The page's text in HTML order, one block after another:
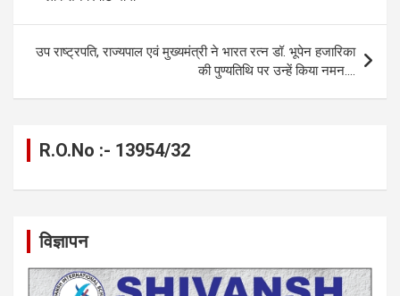
k
p
उप राष्ट्रपति, राज्यपाल एवं मुख्यमंत्री ने भारत रत्न डॉ. भूपेन हजारिका
की पुण्यतिथि पर उन्हें किया नमन….
R.O.No :- 13954/32
विज्ञापन